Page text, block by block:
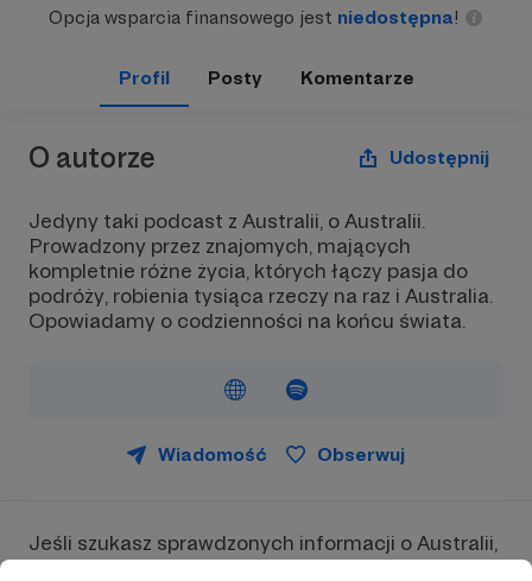
Opcja wsparcia finansowego jest niedostępna!
Profil Posty Komentarze
O autorze Udostępnij
Jedyny taki podcast z Australii, o Australii.
Prowadzony przez znajomych, mających
kompletnie różne życia, których łączy pasja do
podróży, robienia tysiąca rzeczy na raz i Australia.
Opowiadamy o codzienności na końcu świata.
Wiadomość Obserwuj
Jeśli szukasz sprawdzonych informacji o Australii,
chcesz dowiedzieć się więcej o życiu Down Under,